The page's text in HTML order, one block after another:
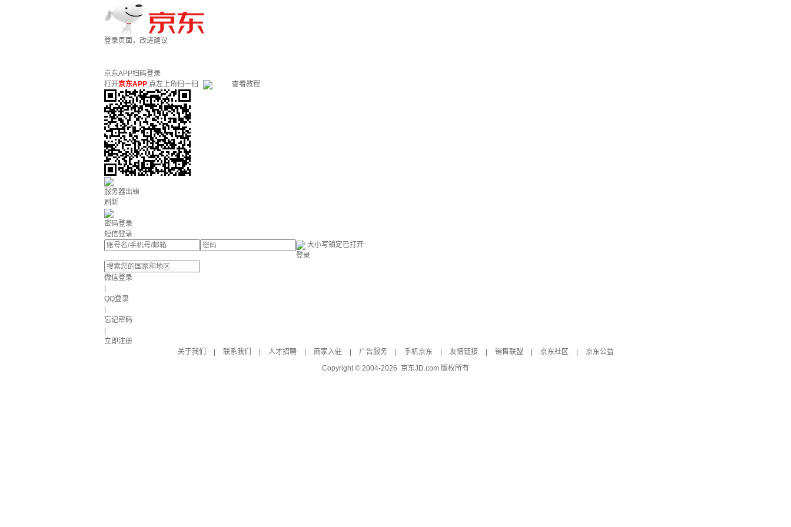
登录页面，改进建议
京东APP扫码登录
打开京东APP 点左上角扫一扫 查看教程
服务器出错
刷新
密码登录
短信登录
大小写锁定已打开
登录
微信登录
QQ登录
忘记密码
立即注册
关于我们
联系我们 人才招聘 商家入驻 广告服务 手机京东 友情链接 销售联盟 京东社区
京东公益
Copyright © 2004-2026 京东JD.com 版权所有